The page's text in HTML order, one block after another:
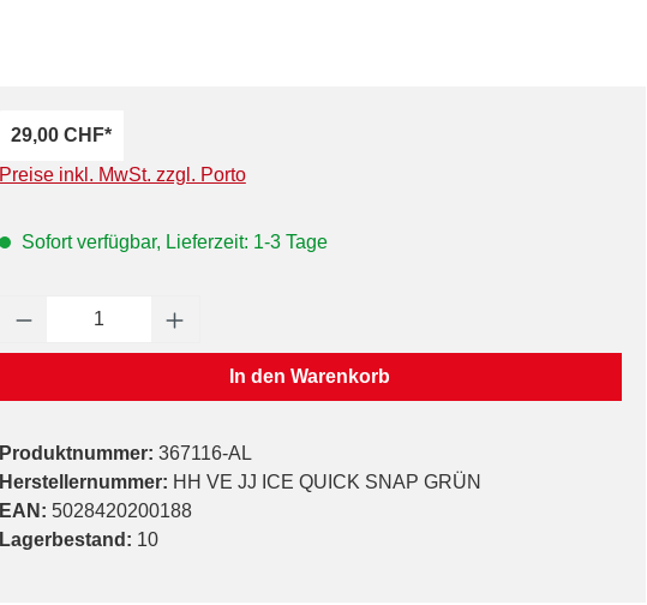
29,00 CHF*
Preise inkl. MwSt. zzgl. Porto
Sofort verfügbar, Lieferzeit: 1-3 Tage
Produkt Anzahl: Gib den gewünschten Wert ein
In den Warenkorb
Produktnummer: 367116-AL
Herstellernummer: HH VE JJ ICE QUICK SNAP GRÜN
EAN: 5028420200188
Lagerbestand: 10